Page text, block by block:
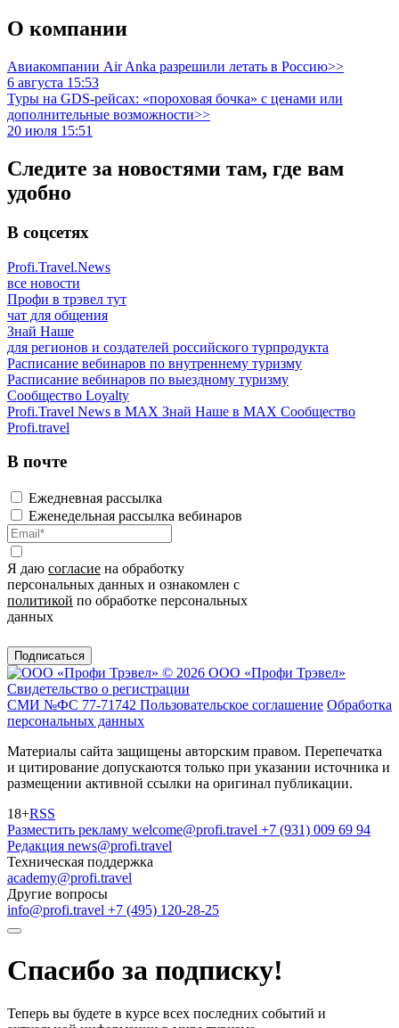
О компании
Авиакомпании Air Anka разрешили летать в Россию>>
6 августа 15:53
Туры на GDS-рейсах: «пороховая бочка» с ценами или
дополнительные возможности>>
20 июля 15:51
Следите за новостями там, где вам
удобно
В соцсетях
Profi.Travel.News
все новости
Профи в трэвел тут
чат для общения
Знай Наше
для регионов и создателей российского турпродукта
Расписание вебинаров по внутреннему туризму
Расписание вебинаров по выездному туризму
Сообщество Loyalty
Profi.Travel News в MAX Знай Наше в MAX Сообщество
Profi.travel
В почте
Ежедневная рассылка
Еженедельная рассылка вебинаров
Я даю согласие на обработку
персональных данных и ознакомлен с
политикой по обработке персональных
данных
Подписаться
© 2026 ООО «Профи Трэвeл»
Свидетельство о регистрации
СМИ №ФС 77-71742 Пользовательское соглашение Обработка
персональных данных
Материалы сайта защищены авторским правом. Перепечатка
и цитирование допускаются только при указании источника и
размещении активной ссылки на оригинал публикации.
18+RSS
Разместить рекламу welcome@profi.travel +7 (931) 009 69 94
Редакция news@profi.travel
Техническая поддержка
academy@profi.travel
Другие вопросы
info@profi.travel +7 (495) 120-28-25
Спасибо за подписку!
Теперь вы будете в курсе всех последних событий и